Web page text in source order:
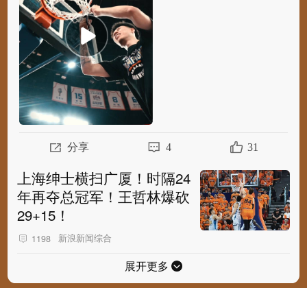
部
分享 4 31
上海绅士横扫广厦！时隔24
年再夺总冠军！王哲林爆砍
29+15！
1198 新浪新闻综合
展开更多